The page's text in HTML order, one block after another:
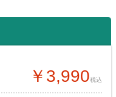
￥3,990税込